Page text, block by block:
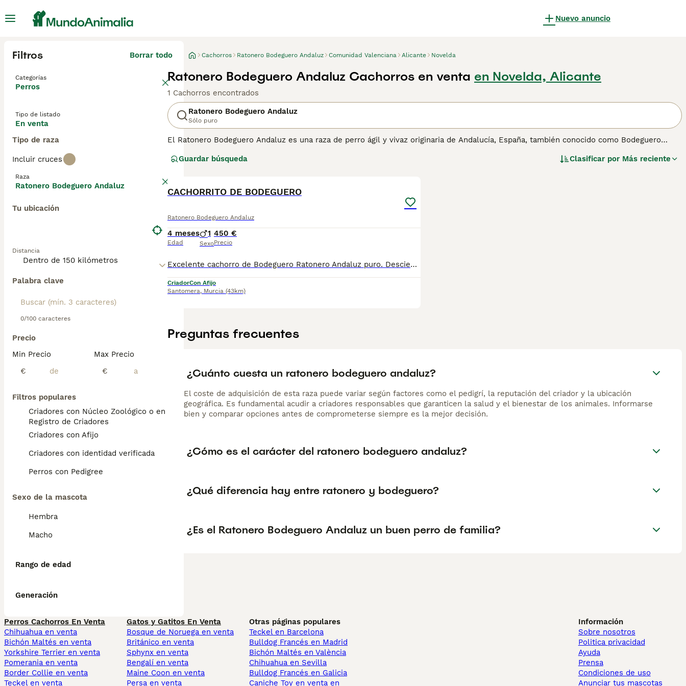
Nuevo anuncio
Filtros Borrar todo
Categorías
Perros
Tipo de listado
En venta
Tipo de raza
Incluir cruces
Raza
Ratonero Bodeguero Andaluz
Tu ubicación
Distancia
Palabra clave
0/100 caracteres
Precio
Min Precio
€
Max Precio
€
Filtros populares
Criadores con Núcleo Zoológico o en el
Registro de Criadores
Criadores con Afijo
Criadores con identidad verificada
Perros con Pedigree
Sexo de la mascota
Hembra
Macho
Rango de edad
Generación
Cachorros Ratonero Bodeguero Andaluz Comunidad Valenciana Alicante Novelda
Ratonero Bodeguero Andaluz Cachorros en venta en Novelda, Alicante
1 Cachorros encontrados
Ratonero Bodeguero Andaluz
Sólo puro
El Ratonero Bodeguero Andaluz es una raza de perro ágil y vivaz originaria de Andalucía, España, también conocido como Bodeguero
De tamaño mediano y cuerpo esbelto, tiene un carácter enérgico y juguetón, lo que lo convierte en un excelente compañero para
siempre que reciba suficiente ejercicio y estimulación.
Guardar búsqueda Clasificar por Más reciente
CACHORRITO DE BODEGUERO
Ratonero Bodeguero Andaluz
4 meses
Edad
1
Sexo
450 €
Precio
Excelente cachorro de Bodeguero Ratonero Andaluz puro. Desciende de perros con pedigree, pero esta camada, no ha sido registrada. También Desciende, de campeones de belleza. Criado en familia. Excelente carácter, muy vivaracho. Padres libres de displasia de cadera y de codo. También libres de luxaciones en las rótulas. Padres y cachorro libres de cardiopatías, tiene los dos testiculos descendidos
CriadorCon Afijo
Santomera, Murcia (43km)
Preguntas frecuentes
¿Cuánto cuesta un ratonero bodeguero andaluz?
El coste de adquisición de esta raza puede variar según factores como el pedigrí, la reputación del criador y la ubicación
geográfica. Es fundamental acudir a criadores responsables que garanticen la salud y el bienestar de los animales. Informarse
bien y comparar opciones antes de comprometerse siempre es la mejor decisión.
¿Cómo es el carácter del ratonero bodeguero andaluz?
¿Qué diferencia hay entre ratonero y bodeguero?
¿Es el Ratonero Bodeguero Andaluz un buen perro de familia?
Perros Cachorros En Venta
Chihuahua en venta
Bichón Maltés en venta
Yorkshire Terrier en venta
Pomerania en venta
Border Collie en venta
Teckel en venta
Gatos y Gatitos En Venta
Bosque de Noruega en venta
Británico en venta
Sphynx en venta
Bengalí en venta
Maine Coon en venta
Persa en venta
Otras páginas populares
Teckel en Barcelona
Bulldog Francés en Madrid
Bichón Maltés en València
Chihuahua en Sevilla
Bulldog Francés en Galicia
Caniche Toy en venta en
Información
Sobre nosotros
Politica privacidad
Ayuda
Prensa
Condiciones de uso
Anunciar tus mascotas